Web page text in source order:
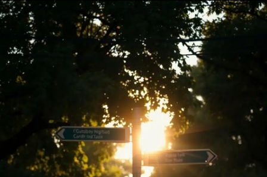
Opening https://ademilsoncs.adv.br/advocacia-e-lavagem-de-dinheiro-navegando-em-aguas-turbulentas/